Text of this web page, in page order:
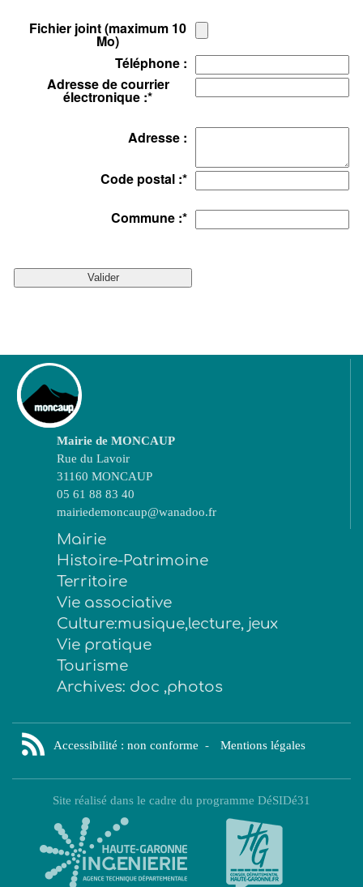
Fichier joint (maximum 10
Mo)
Téléphone :
Adresse de courrier
électronique :*
Adresse :
Code postal :*
Commune :*
Mairie de MONCAUP
Rue du Lavoir
31160 MONCAUP
05 61 88 83 40
mairiedemoncaup@wanadoo.fr
Mairie
Histoire-Patrimoine
Territoire
Vie associative
Culture:musique,lecture, jeux
Vie pratique
Tourisme
Archives: doc ,photos
Accessibilité : non conforme - Mentions légales
Site réalisé dans le cadre du programme DéSIDé31